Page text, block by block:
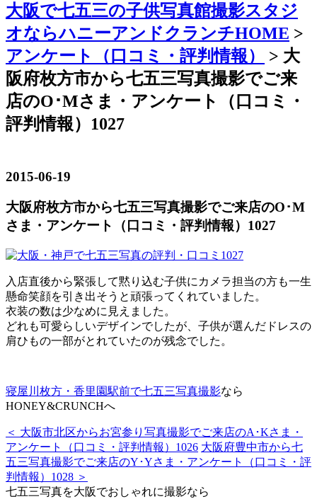
大阪で七五三の子供写真館撮影スタジ
オならハニーアンドクランチHOME >
アンケート（口コミ・評判情報）
> 大
阪府枚方市から七五三写真撮影でご来
店のO･Mさま・アンケート（口コミ・
評判情報）1027
2015-06-19
大阪府枚方市から七五三写真撮影でご来店のO･M
さま・アンケート（口コミ・評判情報）1027
入店直後から緊張して黙り込む子供にカメラ担当の方も一生
懸命笑顔を引き出そうと頑張ってくれていました。
衣装の数は少なめに見えました。
どれも可愛らしいデザインでしたが、子供が選んだドレスの
肩ひもの一部がとれていたのが残念でした。
寝屋川枚方・香里園駅前で七五三写真撮影なら
HONEY&CRUNCHへ
＜ 大阪市北区からお宮参り写真撮影でご来店のA･Kさま・
アンケート（口コミ・評判情報）1026 大阪府豊中市から七
五三写真撮影でご来店のY･Yさま・アンケート（口コミ・評
判情報）1028 ＞
七五三写真を大阪でおしゃれに撮影なら